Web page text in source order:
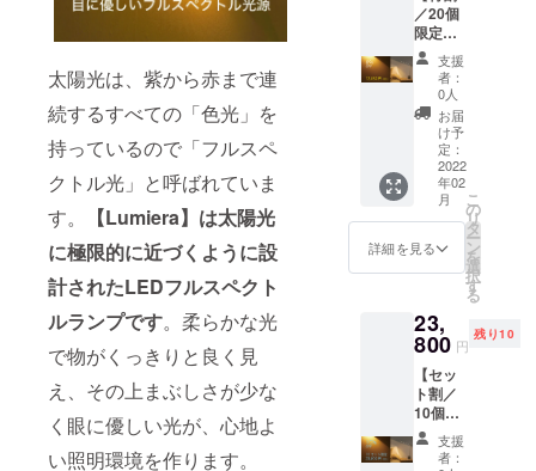
太陽光は、紫から赤まで連
続するすべての「色光」を
持っているので「フルスペ
クトル光」と呼ばれていま
す。
【Lumiera】は太陽光
に極限的に近づくように設
計されたLEDフルスペクト
ルランプです。柔らかな光
で物がくっきりと良く見
え、その上まぶしさが少な
く眼に優しい光が、心地よ
い照明環境を作ります。
／20個
限定】
Lumier
a ×１点
一般販
売予定
価格
14,000
円（税
込/送料
込）の
8%OFF
※色はグ
レーと
ホワイ
お選び
いただ
けま
す。
支援
者：
0人
お届
け予
定：
2022
年02
月
詳細を見る
こ
の
リ
タ
ー
ン
を
選
択
す
る
23,
800 円
残り10
【セッ
ト割／
10個限
定】
Lumier
支援
者：